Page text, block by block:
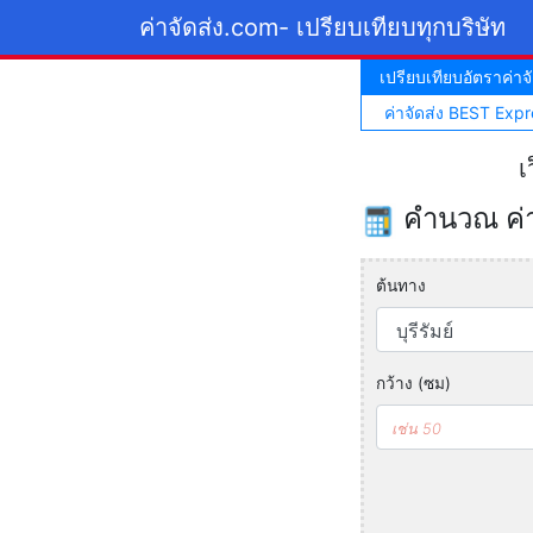
ค่าจัดส่ง.com- เปรียบเทียบทุกบริษัท
เปรียบเทียบอัตราค่า
ค่าจัดส่ง BEST
คำนวณ ค่
ต้นทาง
กว้าง (ซม)